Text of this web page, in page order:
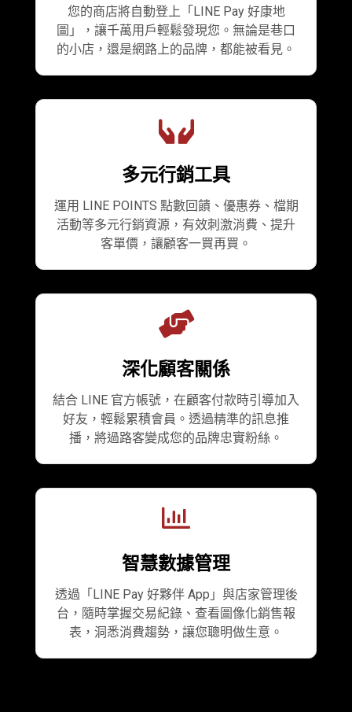
您的商店將自動登上「LINE Pay 好康地
圖」，讓千萬用戶輕鬆發現您。無論是巷口
的小店，還是網路上的品牌，都能被看見。
多元行銷工具
運用 LINE POINTS 點數回饋、優惠券、檔期
活動等多元行銷資源，有效刺激消費、提升
客單價，讓顧客一買再買。
深化顧客關係
結合 LINE 官方帳號，在顧客付款時引導加入
好友，輕鬆累積會員。透過精準的訊息推
播，將過路客變成您的品牌忠實粉絲。
智慧數據管理
透過「LINE Pay 好夥伴 App」與店家管理後
台，隨時掌握交易紀錄、查看圖像化銷售報
表，洞悉消費趨勢，讓您聰明做生意。